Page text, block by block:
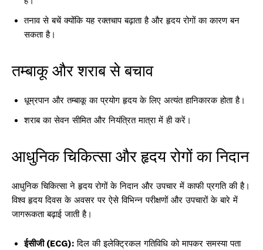
तनाव से बचें क्योंकि यह रक्तचाप बढ़ाता है और हृदय रोगों का कारण बन
सकता है।
तम्बाकू और शराब से बचाव
धूम्रपान और तम्बाकू का प्रयोग हृदय के लिए अत्यंत हानिकारक होता है।
शराब का सेवन सीमित और नियंत्रित मात्रा में ही करें।
आधुनिक चिकित्सा और हृदय रोगों का निदान
आधुनिक चिकित्सा ने हृदय रोगों के निदान और उपचार में काफी प्रगति की है।
विश्व हृदय दिवस के अवसर पर ऐसे विभिन्न परीक्षणों और उपचारों के बारे में
जागरूकता बढ़ाई जाती है।
ईसीजी (ECG): दिल की इलेक्ट्रिकल गतिविधि को मापकर समस्या पता